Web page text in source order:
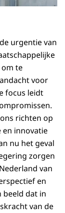
urgentie van
te
voor
focus leidt
richten op
en innovatie
nu het geval
zorgen
van
en
beeld dat in
van de